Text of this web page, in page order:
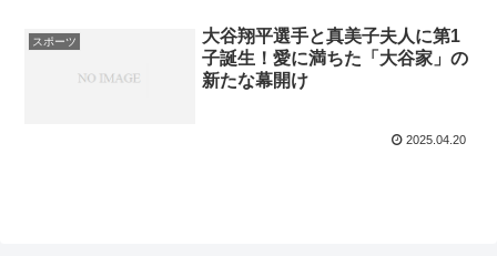
スポーツ
大谷翔平選手と真美子夫人に第1
子誕生！愛に満ちた「大谷家」の
新たな幕開け
2025.04.20